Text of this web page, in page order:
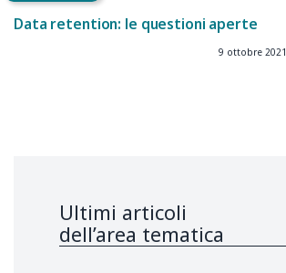
Data retention: le questioni aperte
9 ottobre 2021
Ultimi articoli
dell’area tematica